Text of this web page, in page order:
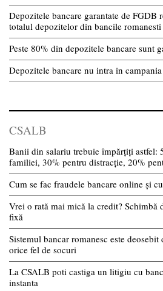
Depozitele bancare garantate de FGDB
totalul depozitelor din bancile romanesti
Peste 80% din depozitele bancare sunt
Depozitele bancare nu intra in
CSALB
Banii din salariu trebuie împărțiți astfel:
familiei, 30% pentru distracție, 20%
Cum se fac fraudele bancare online și
Vrei o rată mai mică la credit? Schimbă
fixă
Sistemul bancar romanesc este
orice fel de socuri
La CSALB poti castiga un litigiu cu
instanta